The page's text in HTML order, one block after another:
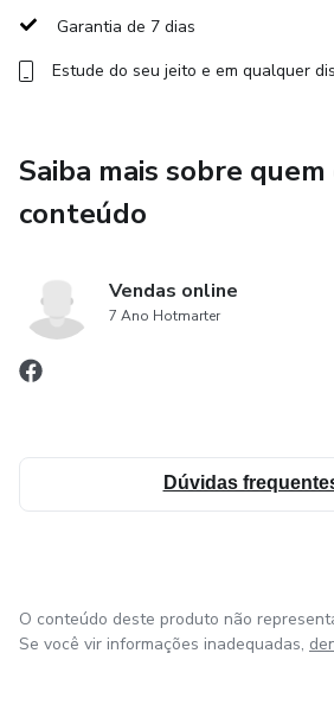
Garantia de 7 dias
Estude do seu jeito e em qualquer
Saiba mais sobre quem
conteúdo
Vendas online
7 Ano Hotmarter
Dúvidas
O conteúdo deste produto não
Se você vir informações inadequadas,